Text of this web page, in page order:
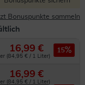
Bonuspunkte sammeln
16,99 €
(84,95 € / 1 Liter)
15
16,99 €
(84,95 € / 1 Liter)